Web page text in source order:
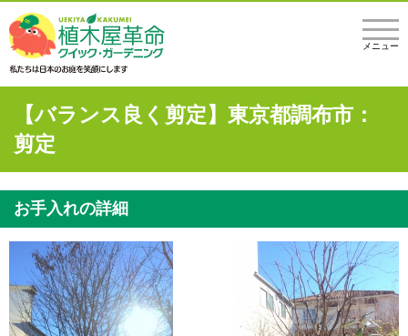
メニュー
【バランス良く剪定】東京都調布市：
剪定
お手入れの詳細